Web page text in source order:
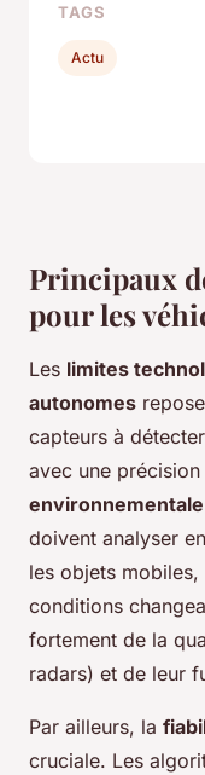
Principaux
pour les
Les limites
autonomes
capteurs à
avec une
environnementale
doivent analyser
les objets
conditions
fortement de la
radars) et de leur
Par ailleurs, la
cruciale. Les
TAGS
Actu